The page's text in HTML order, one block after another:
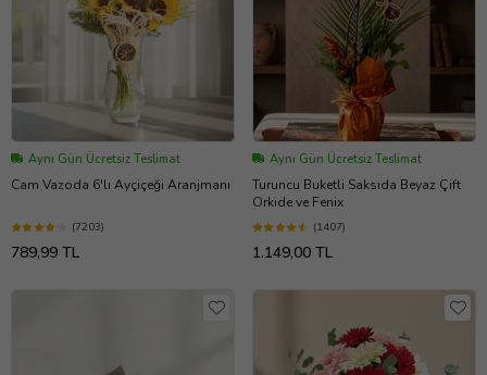
Aynı Gün Ücretsiz Teslimat
Cam Vazoda 6'lı Ayçiçeği Aranjmanı
(7203)
789,99 TL
Aynı Gün Ücretsiz Teslimat
Turuncu Buketli Saksıda Beyaz Çift
Orkide ve Fenix
(1407)
1.149,00 TL